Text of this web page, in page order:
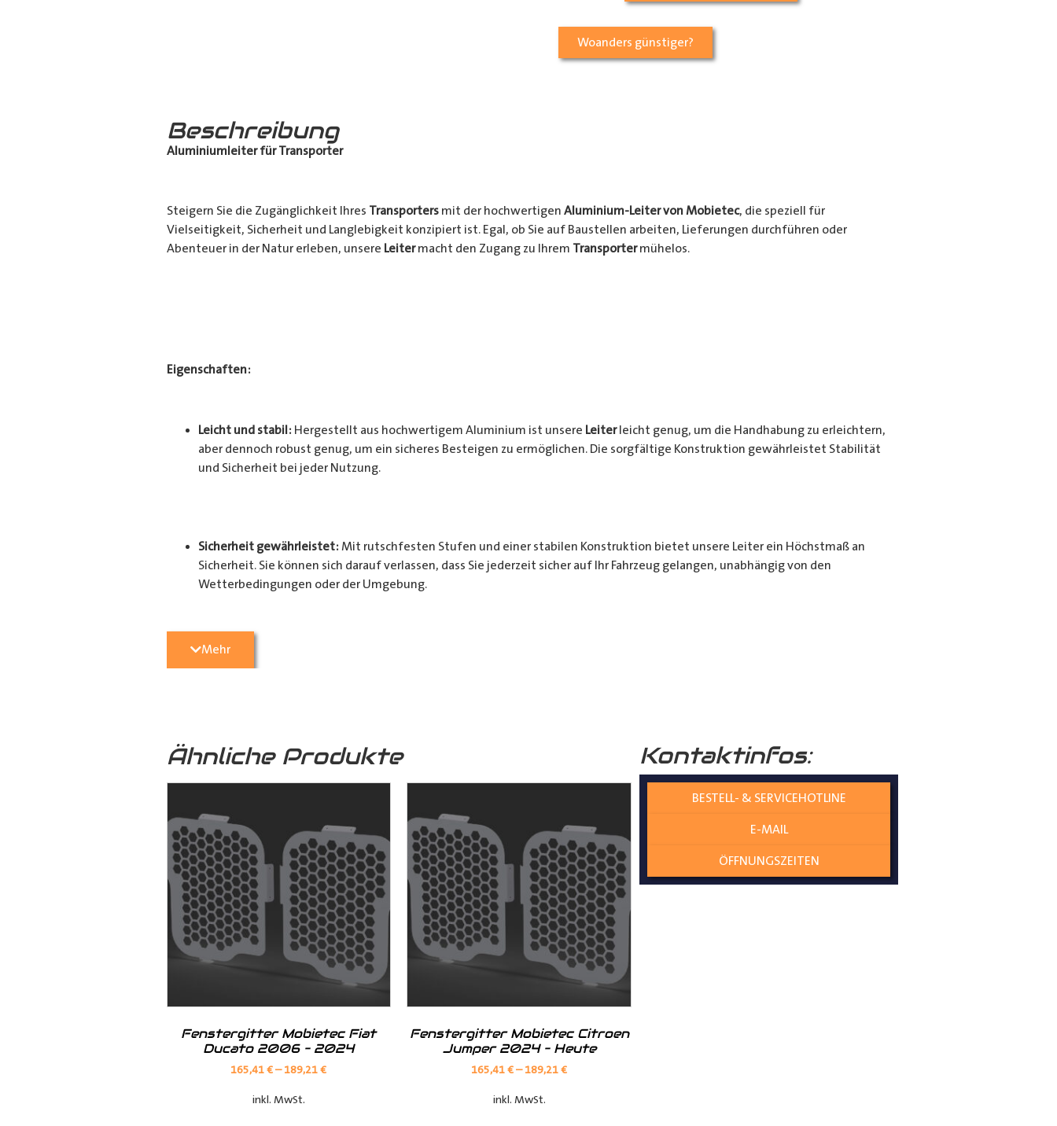
Woanders günstiger?
Beschreibung
Aluminiumleiter für Transporter
Steigern Sie die Zugänglichkeit Ihres Transportersmit der hochwertigen Aluminium-Leiter von Mobietec, die speziell für
Vielseitigkeit, Sicherheit und Langlebigkeit konzipiert ist. Egal, ob Sie auf Baustellen arbeiten, Lieferungen durchführen oder
Abenteuer in der Natur erleben, unsere Leitermacht den Zugang zu Ihrem Transportermühelos.
Eigenschaften:
Leicht und stabil: Hergestellt aus hochwertigem Aluminium ist unsere Leiterleicht genug, um die Handhabung zu erleichtern,
aber dennoch robust genug, um ein sicheres Besteigen zu ermöglichen. Die sorgfältige Konstruktion gewährleistet Stabilität
und Sicherheit bei jeder Nutzung.
Sicherheit gewährleistet: Mit rutschfesten Stufen und einer stabilen Konstruktion bietet unsere Leiter ein Höchstmaß an
Sicherheit. Sie können sich darauf verlassen, dass Sie jederzeit sicher auf Ihr Fahrzeug gelangen, unabhängig von den
Wetterbedingungen oder der Umgebung.
An der Hintertür verschraubt:Diese Variante bietet die stabilste Befestigungsmethode, indem die Leiter direkt an der
Hintertür verschraubt wird. Sie eignet sich besonders für den dauerhaften Einsatz und garantiert eine zuverlässige
An der Hintertür mit Scharnieren:Diese Variante ermöglicht die Befestigung der Leiter an den Scharnieren der Hintertür, ohne
dass Löcher gebohrt werden müssen. Sie ist eine praktische Lösung für Fahrzeugmodelle, bei denen die direkte Verschraubung
nicht möglich ist.
Für einige Fahrzeugmodelle mit verglasten Hecktüren ist die Heckleiter von Mobietec nicht kompatibel.
Mehr
Ähnliche Produkte
Fenstergitter Mobietec Fiat
Ducato 2006 – 2024
165,41€–189,21€
inkl. MwSt.
Fenstergitter Mobietec Citroen
Jumper 2024 – Heute
165,41€–189,21€
inkl. MwSt.
Kontaktinfos:
BESTELL- & SERVICEHOTLINE
E-MAIL
ÖFFNUNGSZEITEN